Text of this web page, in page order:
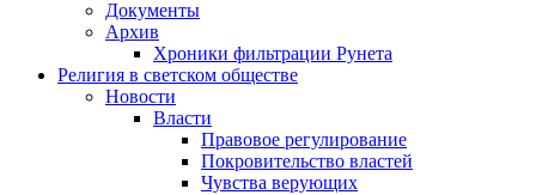
Документы
Архив
Хроники фильтрации Рунета
Религия в светском обществе
Новости
Власти
Правовое регулирование
Покровительство властей
Чувства верующих